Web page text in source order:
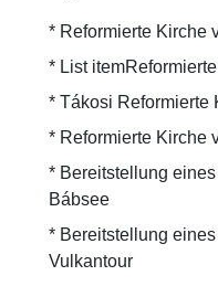
* Reformierte Kirche
* List
* Tákosi Reformierte
* Reformierte Kirche
* Bereitstellung
Bábsee
* Bereitstellung
Vulkantour